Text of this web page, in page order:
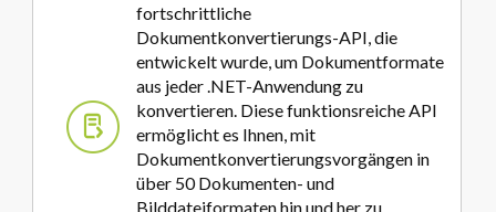
fortschrittliche
Dokumentkonvertierungs-API, die
entwickelt wurde, um Dokumentformate
aus jeder .NET-Anwendung zu
konvertieren. Diese funktionsreiche API
ermöglicht es Ihnen, mit
Dokumentkonvertierungsvorgängen in
über 50 Dokumenten- und
Bilddateiformaten hin und her zu